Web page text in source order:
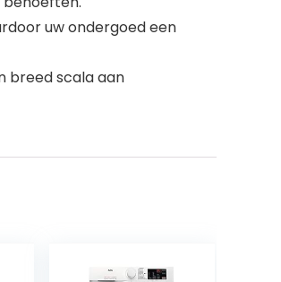
uw ondergoed een
breed scala aan